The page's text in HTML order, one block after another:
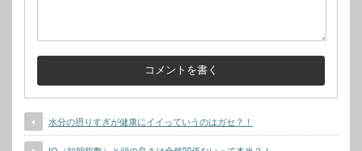
水分の摂りすぎが健康にイイっていうのはガセ？！